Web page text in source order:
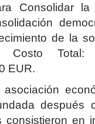
Consolidar la
de la
Costo
EUR.
después
consistieron en